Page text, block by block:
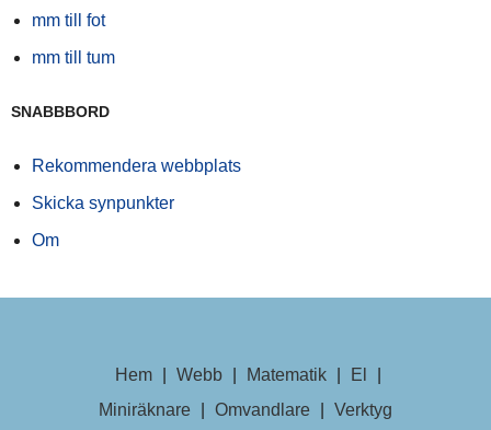
mm till fot
mm till tum
SNABBBORD
Rekommendera webbplats
Skicka synpunkter
Om
Hem Webb Matematik El
Miniräknare
Omvandlare Verktyg